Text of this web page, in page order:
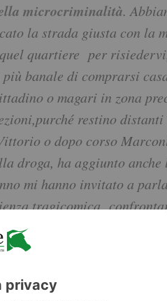
microcriminalità.
la strada giusta con la
quartiere per
banale di comprarsi
o magari in zona
restino
o dopo corso
ha aggiunto anche
mi hanno invitato a
tragicomica
poco, problematico ,di
ma anche del